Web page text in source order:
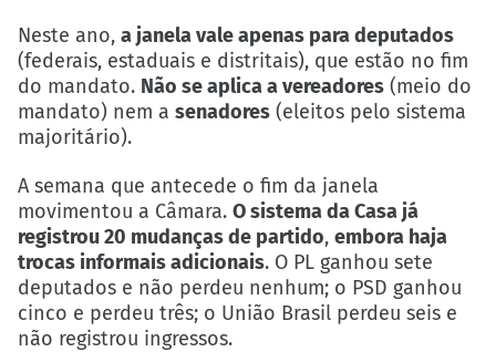
Neste ano, a janela vale apenas para deputados
(federais, estaduais e distritais), que estão no fim
do mandato. Não se aplica a vereadores (meio do
mandato) nem a senadores (eleitos pelo sistema
majoritário).
A semana que antecede o fim da janela
movimentou a Câmara. O sistema da Casa já
registrou 20 mudanças de partido, embora haja
trocas informais adicionais. O PL ganhou sete
deputados e não perdeu nenhum; o PSD ganhou
cinco e perdeu três; o União Brasil perdeu seis e
não registrou ingressos.